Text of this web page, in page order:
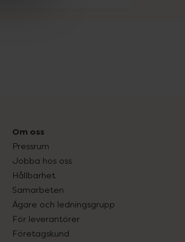
Om oss
Pressrum
Jobba hos oss
Hållbarhet
Samarbeten
Ägare och ledningsgrupp
För leverantörer
Företagskund